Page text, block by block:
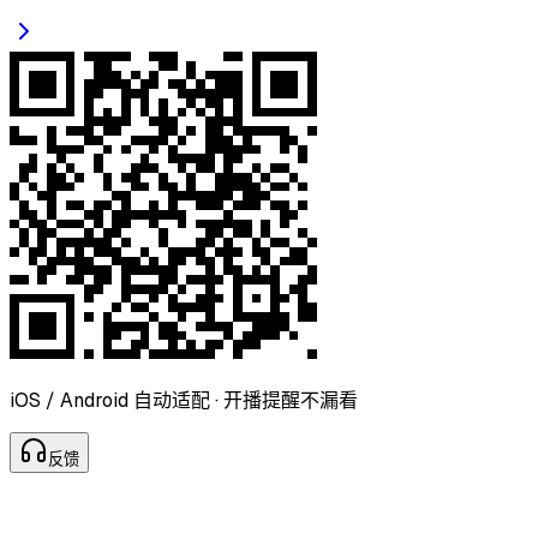
iOS / Android 自动适配 · 开播提醒不漏看
反馈